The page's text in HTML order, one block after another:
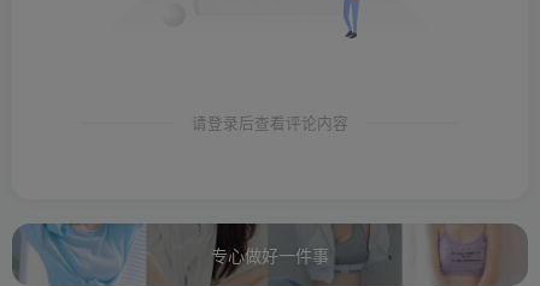
请登录后查看评论内容
专心做好一件事